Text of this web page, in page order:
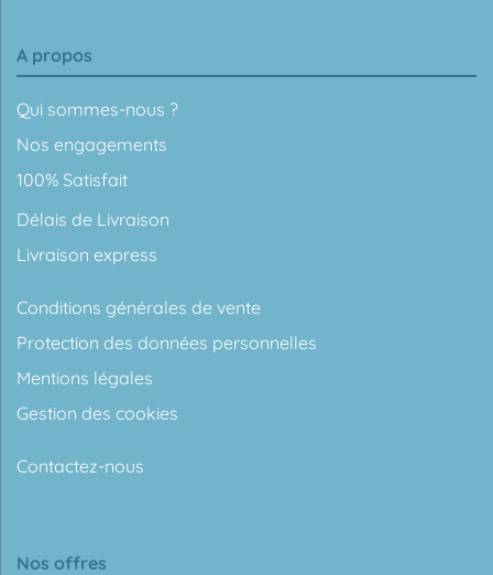
A propos
Qui sommes-nous ?
Nos engagements
100% Satisfait
Délais de Livraison
Livraison express
Conditions générales de vente
Protection des données personnelles
Mentions légales
Gestion des cookies
Contactez-nous
Nos offres